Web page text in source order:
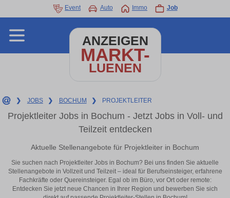
Event Auto Immo Job
ANZEIGEN
MARKT-
LUENEN
❯ JOBS ❯ BOCHUM ❯ PROJEKTLEITER
Projektleiter Jobs in Bochum - Jetzt Jobs in Voll- und
Teilzeit entdecken
Aktuelle Stellenangebote für Projektleiter in Bochum
Sie suchen nach Projektleiter Jobs in Bochum? Bei uns finden Sie aktuelle
Stellenangebote in Vollzeit und Teilzeit – ideal für Berufseinsteiger, erfahrene
Fachkräfte oder Quereinsteiger. Egal ob im Büro, vor Ort oder remote:
Entdecken Sie jetzt neue Chancen in Ihrer Region und bewerben Sie sich